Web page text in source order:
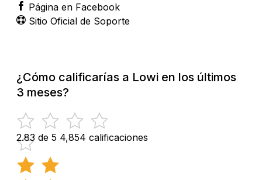
Página en Facebook
Sitio Oficial de Soporte
¿Cómo calificarías a Lowi en los últimos
3 meses?
2.83 de 5 4,854 calificaciones